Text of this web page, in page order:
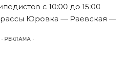
с 10:00 до 15:00
Юровка — Раевская —
- РЕКЛАМА -